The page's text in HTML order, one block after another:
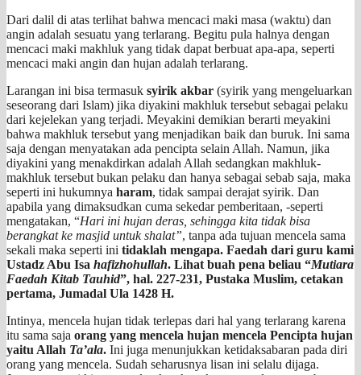
Dari dalil di atas terlihat bahwa mencaci maki masa (waktu) dan
angin adalah sesuatu yang terlarang. Begitu pula halnya dengan
mencaci maki makhluk yang tidak dapat berbuat apa-apa, seperti
mencaci maki angin dan hujan adalah terlarang.
Larangan ini bisa termasuk syirik akbar (syirik yang mengeluarkan
seseorang dari Islam) jika diyakini makhluk tersebut sebagai pelaku
dari kejelekan yang terjadi. Meyakini demikian berarti meyakini
bahwa makhluk tersebut yang menjadikan baik dan buruk. Ini sama
saja dengan menyatakan ada pencipta selain Allah. Namun, jika
diyakini yang menakdirkan adalah Allah sedangkan makhluk-
makhluk tersebut bukan pelaku dan hanya sebagai sebab saja, maka
seperti ini hukumnya haram, tidak sampai derajat syirik. Dan
apabila yang dimaksudkan cuma sekedar pemberitaan, -seperti
mengatakan, “Hari ini hujan deras, sehingga kita tidak bisa
berangkat ke masjid untuk shalat”, tanpa ada tujuan mencela sama
sekali maka seperti ini tidaklah mengapa. Faedah dari guru kami
Ustadz Abu Isa hafizhohullah. Lihat buah pena beliau “Mutiara
Faedah Kitab Tauhid”, hal. 227-231, Pustaka Muslim, cetakan
pertama, Jumadal Ula 1428 H.
Intinya, mencela hujan tidak terlepas dari hal yang terlarang karena
itu sama saja orang yang mencela hujan mencela Pencipta hujan
yaitu Allah Ta’ala. Ini juga menunjukkan ketidaksabaran pada diri
orang yang mencela. Sudah seharusnya lisan ini selalu dijaga.